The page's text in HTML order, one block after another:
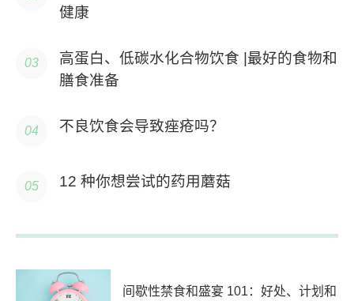
健康
高蛋白、低碳水化合物饮食 |最好的食物和
膳食准备
不良饮食会导致痤疮吗？
12 种你想尝试的药用蘑菇
间歇性禁食和盛宴 101：好处、计划和